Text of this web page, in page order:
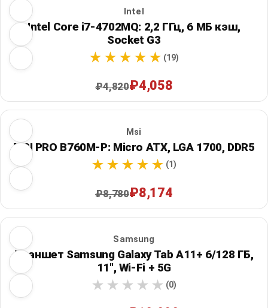
Intel
Intel Core i7-4702MQ: 2,2 ГГц, 6 МБ кэш,
Socket G3
(19)
₽4,820₽4,058
Msi
MSI PRO B760M-P: Micro ATX, LGA 1700, DDR5
(1)
₽8,780₽8,174
Samsung
Планшет Samsung Galaxy Tab A11+ 6/128 ГБ,
11", Wi‑Fi + 5G
(0)